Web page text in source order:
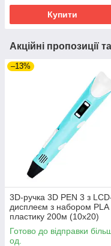
Купити
Акційні пропозиції
–13%
3D-ручка 3D PEN 3 з
дисплеєм з набором PLA
пластику 200м (10х20)
Блакитний
Готово до відправки
од.